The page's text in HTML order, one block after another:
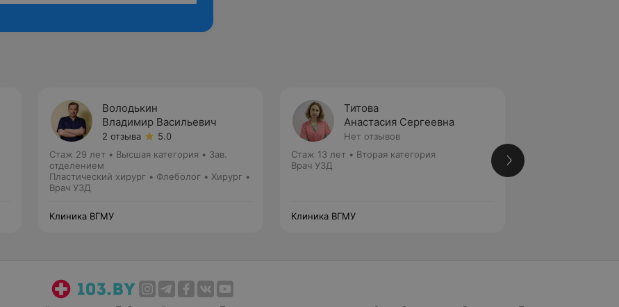
Володькин
Владимир Васильевич
2 отзыва
5.0
Стаж 29 лет • Высшая категория • Зав.
отделением
Пластический хирург • Флеболог • Хирург •
Врач УЗД
Клиника ВГМУ
Титова
Анастасия Сергеевна
Нет отзывов
Стаж 13 лет • Вторая категория
Врач УЗД
Клиника ВГМУ